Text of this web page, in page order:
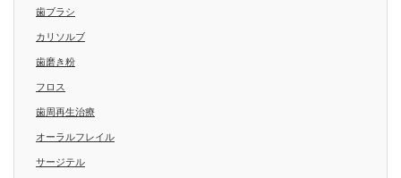
歯ブラシ
カリソルブ
歯磨き粉
フロス
歯周再生治療
オーラルフレイル
サージテル